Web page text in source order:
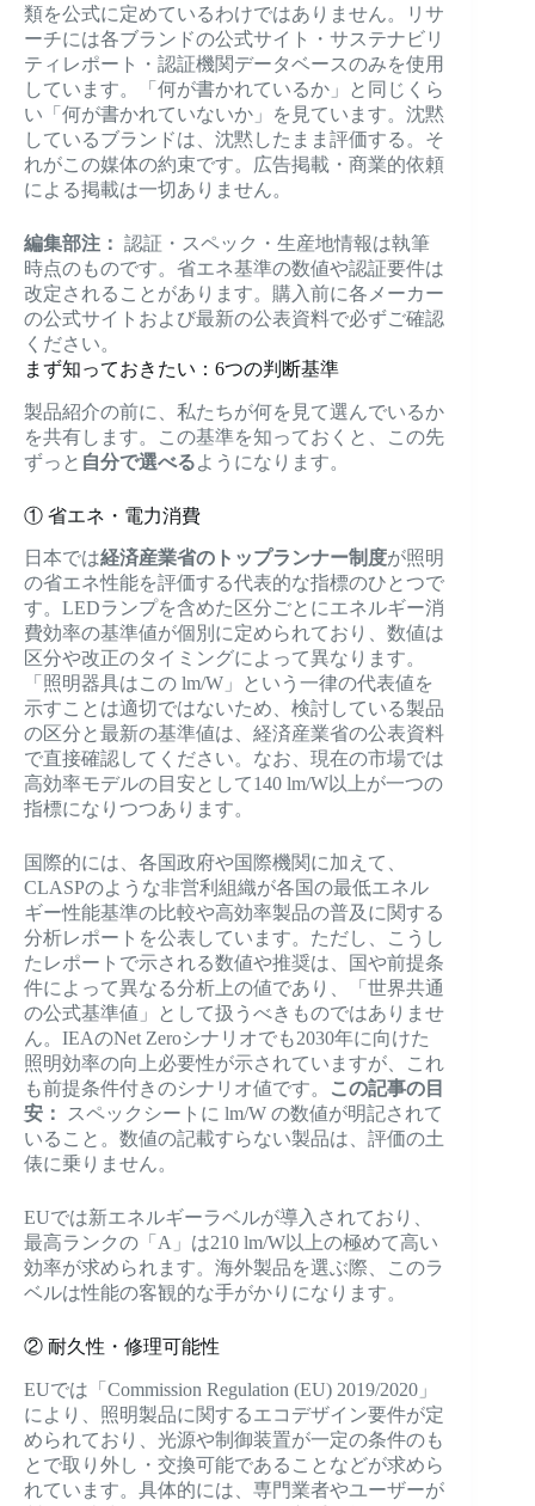
類を公式に定めているわけではありません。リサ
ーチには各ブランドの公式サイト・サステナビリ
ティレポート・認証機関データベースのみを使用
しています。「何が書かれているか」と同じくら
い「何が書かれていないか」を見ています。沈黙
しているブランドは、沈黙したまま評価する。そ
れがこの媒体の約束です。広告掲載・商業的依頼
による掲載は一切ありません。
編集部注： 認証・スペック・生産地情報は執筆
時点のものです。省エネ基準の数値や認証要件は
改定されることがあります。購入前に各メーカー
の公式サイトおよび最新の公表資料で必ずご確認
ください。
まず知っておきたい：6つの判断基準
製品紹介の前に、私たちが何を見て選んでいるか
を共有します。この基準を知っておくと、この先
ずっと 自分で選べるようになります。
① 省エネ・電力消費
日本では経済産業省のトップランナー制度が照明
の省エネ性能を評価する代表的な指標のひとつで
す。LEDランプを含めた区分ごとにエネルギー消
費効率の基準値が個別に定められており、数値は
区分や改正のタイミングによって異なります。
「照明器具はこの lm/W」という一律の代表値を
示すことは適切ではないため、検討している製品
の区分と最新の基準値は、経済産業省の公表資料
で直接確認してください。なお、現在の市場では
高効率モデルの目安として140 lm/W以上が一つの
指標になりつつあります。
国際的には、各国政府や国際機関に加えて、
CLASPのような非営利組織が各国の最低エネル
ギー性能基準の比較や高効率製品の普及に関する
分析レポートを公表しています。ただし、こうし
たレポートで示される数値や推奨は、国や前提条
件によって異なる分析上の値であり、「世界共通
の公式基準値」として扱うべきものではありませ
ん。IEAのNet Zeroシナリオでも2030年に向けた
照明効率の向上必要性が示されていますが、これ
も前提条件付きのシナリオ値です。
この記事の目
安：
スペックシートに lm/W の数値が明記されて
いること。数値の記載すらない製品は、評価の土
俵に乗りません。
EUでは新エネルギーラベルが導入されており、
最高ランクの「A」は210 lm/W以上の極めて高い
効率が求められます。海外製品を選ぶ際、このラ
ベルは性能の客観的な手がかりになります。
② 耐久性・修理可能性
EUでは「Commission Regulation (EU) 2019/2020」
により、照明製品に関するエコデザイン要件が定
められており、光源や制御装置が一定の条件のも
とで取り外し・交換可能であることなどが求めら
れています。具体的には、専門業者やユーザーが